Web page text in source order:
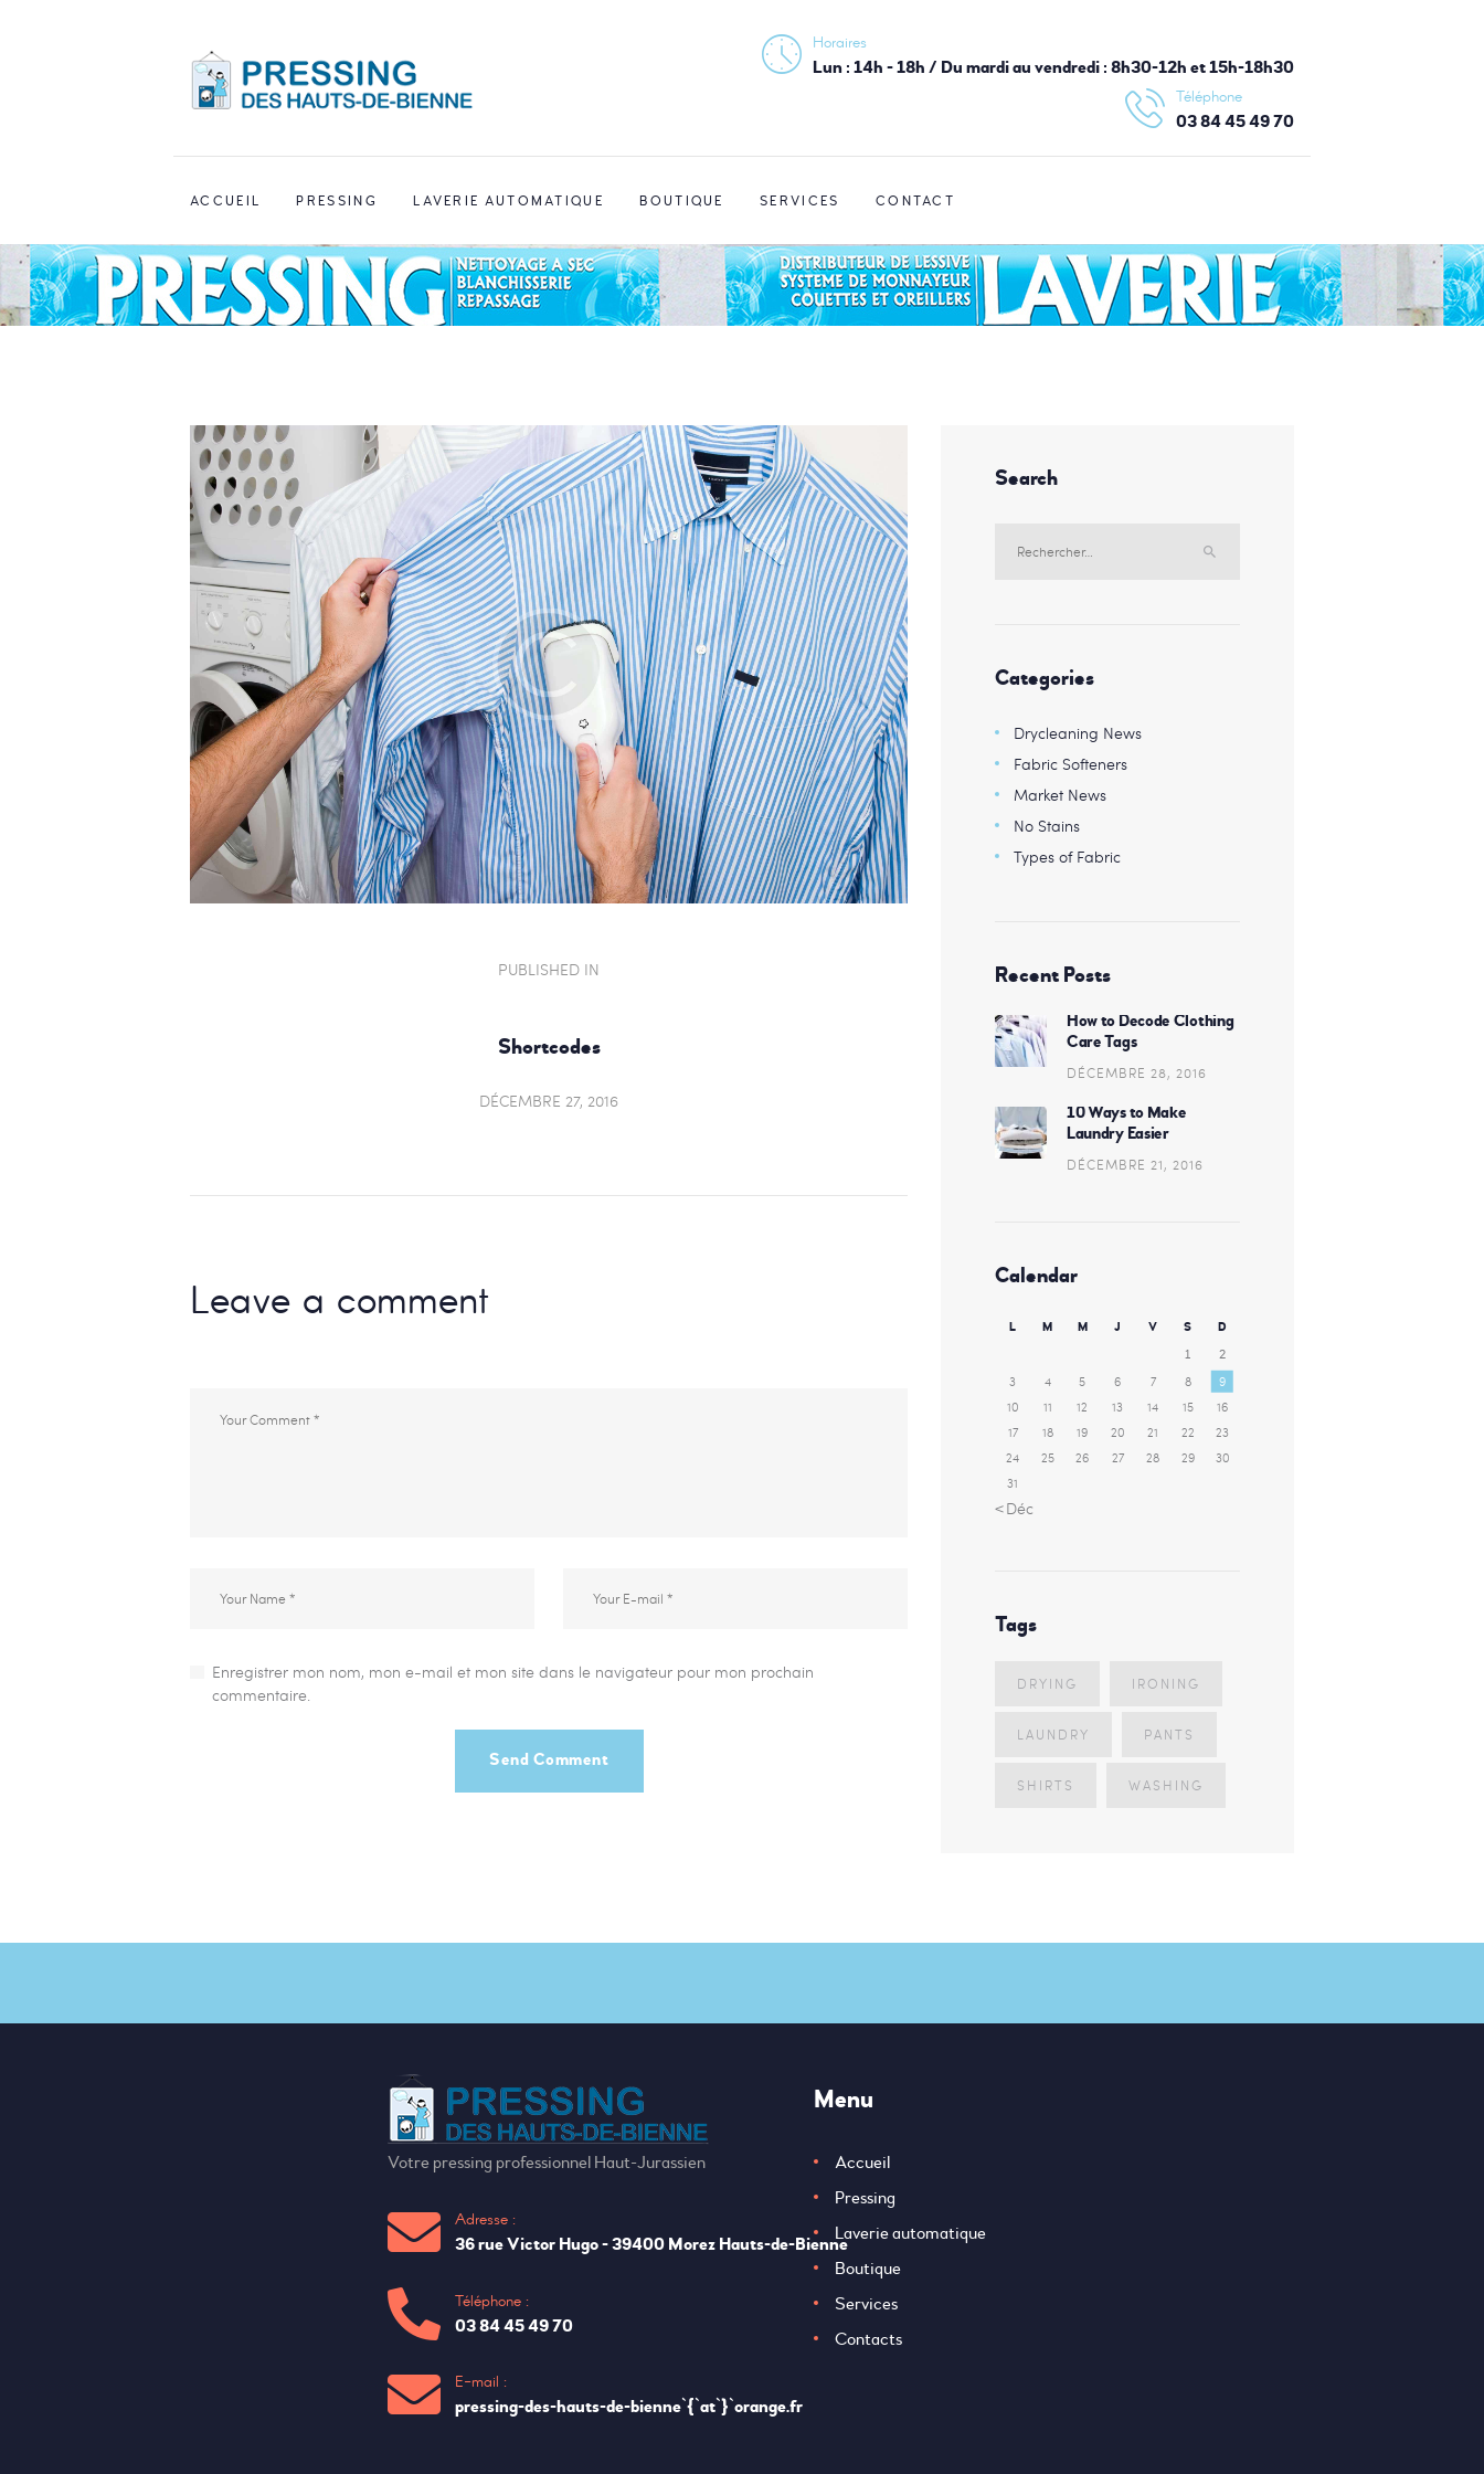
Horaires
Lun : 14h - 18h / Du mardi au vendredi : 8h30-12h et 15h-18h30
Téléphone
03 84 45 49 70
ACCUEIL PRESSING LAVERIE AUTOMATIQUE BOUTIQUE SERVICES CONTACT
PRESSING HAUTS-DE-BIENNE
BOUTIQUE
SERVICES
NAVIGATIONPUBLISHED IN
Shortcodes
DÉCEMBRE 27, 2016
Leave a comment
Enregistrer mon nom, mon e-mail et mon site dans le navigateur pour mon prochain
commentaire.
Search
Categories
Drycleaning News
Fabric Softeners
Market News
No Stains
Types of Fabric
Recent Posts
How to Decode Clothing
Care Tags
DÉCEMBRE 28, 2016
10 Ways to Make
Laundry Easier
DÉCEMBRE 21, 2016
Calendar
L M M J V S
D
1
2
3
4 5 6 7 8
9
10
11 12 13 14 15
16
17
18 19 20 21 22
23
24
25 26 27 28 29
30
31
« Déc
Tags
DRYING IRONING
LAUNDRY PANTS
SHIRTS WASHING
Votre pressing professionnel Haut-Jurassien
Adresse :
36 rue Victor Hugo - 39400 Morez Hauts-de-Bienne
Téléphone :
03 84 45 49 70
E-mail :
pressing-des-hauts-de-bienne`{`at`}`orange.fr
Menu
Accueil
Pressing
Laverie automatique
Boutique
Services
Contacts